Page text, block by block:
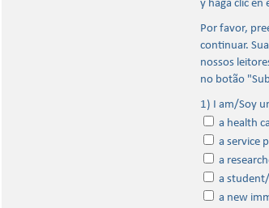
y haga clic
Por favor,
continuar.
nossos
no botão
1) I am/Soy
a health
a service
a
a
a new